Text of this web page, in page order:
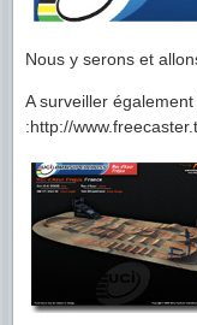
Nous y serons et
A surveiller
:http://